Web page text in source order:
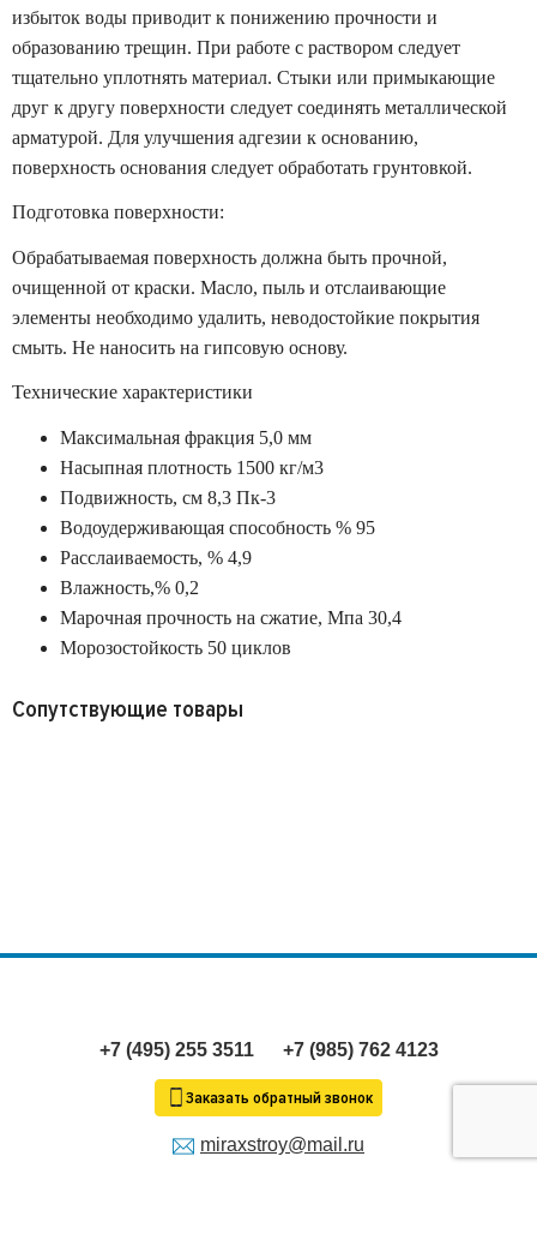
избыток воды приводит к понижению прочности и
образованию трещин. При работе с раствором следует
тщательно уплотнять материал. Стыки или примыкающие
друг к другу поверхности следует соединять металлической
арматурой. Для улучшения адгезии к основанию,
поверхность основания следует обработать грунтовкой.
Подготовка поверхности:
Обрабатываемая поверхность должна быть прочной,
очищенной от краски. Масло, пыль и отслаивающие
элементы необходимо удалить, неводостойкие покрытия
смыть. Не наносить на гипсовую основу.
Технические характеристики
Максимальная фракция 5,0 мм
Насыпная плотность 1500 кг/м3
Подвижность, см 8,3 Пк-3
Водоудерживающая способность % 95
Расслаиваемость, % 4,9
Влажность,% 0,2
Марочная прочность на сжатие, Мпа 30,4
Морозостойкость 50 циклов
Сопутствующие товары
+7 (495) 255 3511 +7 (985) 762 4123
Заказать обратный звонок
miraxstroy@mail.ru